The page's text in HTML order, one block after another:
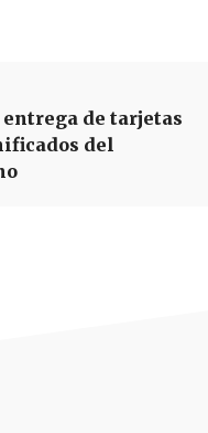
de tarjetas
del